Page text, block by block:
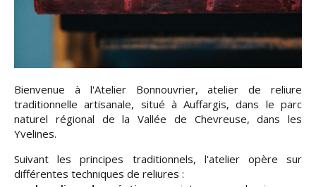
Bienvenue à l'Atelier Bonnouvrier, atelier de reliure
traditionnelle artisanale, situé à Auffargis, dans le parc
naturel régional de la Vallée de Chevreuse, dans les
Yvelines.
Suivant les principes traditionnels, l'atelier opère sur
différentes techniques de reliures :